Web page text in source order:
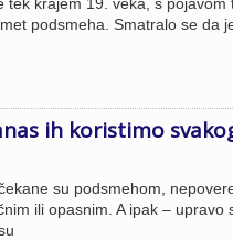
podsmeha. Smatralo se da
ih koristimo
su podsmehom,
ili opasnim. A ipak – upravo